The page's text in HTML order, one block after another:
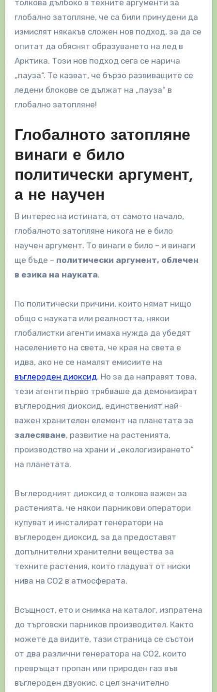
толкова дълбоко в техните аргументи за
глобално затопляне, че са били принудени да
измислят някакъв сложен нов подход, за да се
опитат да обяснят образуването на лед в
Арктика. Този нов подход сега се нарича
„пауза“. Те казват, че бързо развиващите се
ледени блокове се дължат на „пауза“ в
глобално затопляне!
Глобалното затопляне
винаги е било
политически аргумент,
а не научен
В интерес на истината, от самото начало,
глобалното затопляне никога не е било
научен аргумент. То винаги е било – и винаги
ще бъде – политически аргумент, облечен
в езика на науката.
По политически причини, които нямат нищо
общо с науката или реалността, някои
глобалистки агенти имаха нужда да убедят
населението на света, че края на света е
идва, ако не се намалят емисиите на
въглероден диоксид. Но за да направят това,
тези агенти първо трябваше да демонизират
въглеродния диоксид, единственият най-
важен хранителен елемент на планетата за
залесяване, развитие на растенията,
производство на храни и „екологизирането“
на планетата.
Въглеродният диоксид е толкова важен за
растенията, че някои парникови оператори
купуват и инсталират генератори на
въглероден диоксид, за да предоставят
допълнителни хранителни вещества за
техните растения, които гладуват от ниски
нива на CO2 в атмосферата.
Всъщност, ето и снимка на каталог, изпратена
до търговски парников производител. Както
можете да видите, тази страница се състои
от два различни генератора на CO2, които
превръщат пропан или природен газ във
въглероден двуокис, с цел значително